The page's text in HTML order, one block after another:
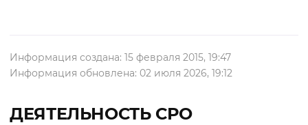
Информация создана: 15 февраля 2015, 19:47
Информация обновлена: 02 июля 2026, 19:12
ДЕЯТЕЛЬНОСТЬ СРО